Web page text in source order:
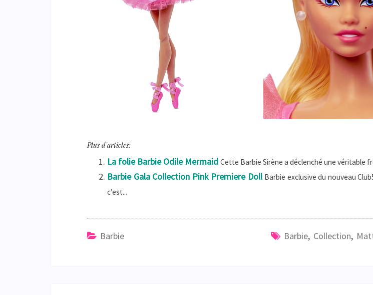
Plus d'articles:
La folie Barbie Odile Mermaid Cette Barbie Sirène a déclenché une véritable
Barbie Gala Collection Pink Premiere Doll Barbie exclusive du nouveau
c’est...
Barbie Barbie, Collection,